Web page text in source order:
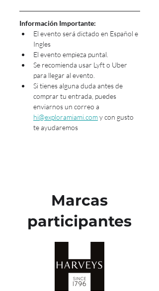
Información Importante:
El evento será dictado en Español e
Ingles
El evento empieza puntal.
Se recomienda usar Lyft o Uber
para llegar al evento.
Si tienes alguna duda antes de
comprar tu entrada, puedes
enviarnos un correo a
hi@exploramiami.com y con gusto
te ayudaremos
Marcas
participantes